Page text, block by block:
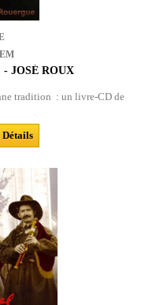
JOSÉ ROUX
tradition : un livre-CD de
Détails